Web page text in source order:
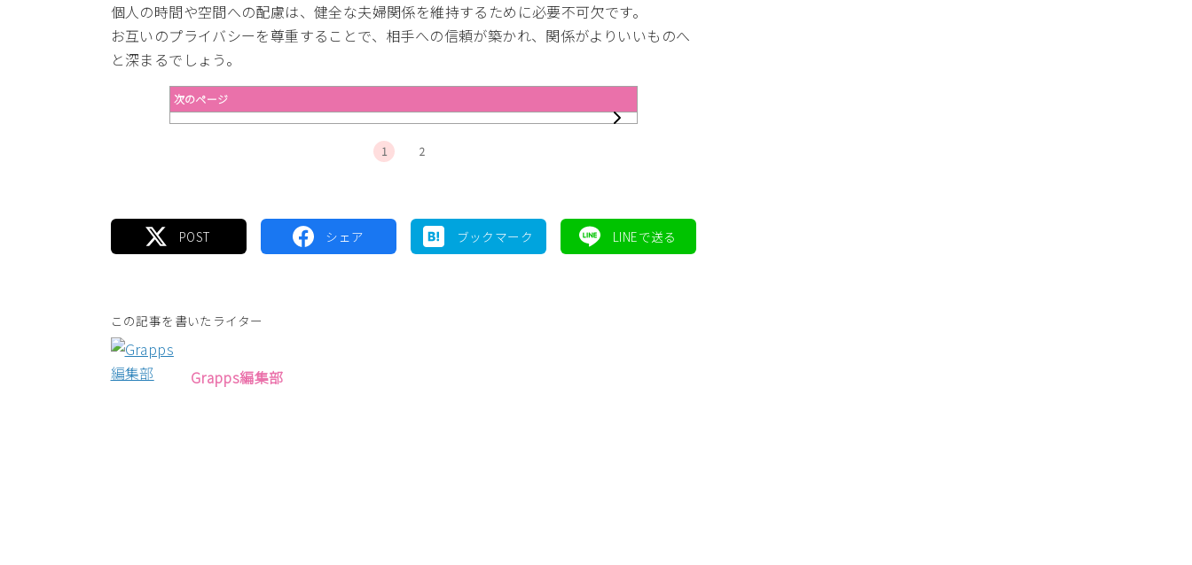
個人の時間や空間への配慮は、健全な夫婦関係を維持するために必要不可欠です。
お互いのプライバシーを尊重することで、相手への信頼が築かれ、関係がよりいいものへ
と深まるでしょう。
次のページ
1 2
この記事を書いたライター
Grapps編集部